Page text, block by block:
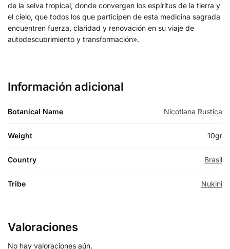
de la selva tropical, donde convergen los espíritus de la tierra y
el cielo, que todos los que participen de esta medicina sagrada
encuentren fuerza, claridad y renovación en su viaje de
autodescubrimiento y transformación».
Información adicional
Botanical Name Nicotiana Rustica
Weight 10gr
Country Brasil
Tribe Nukini
Valoraciones
No hay valoraciones aún.